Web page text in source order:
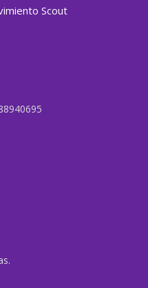
Scout